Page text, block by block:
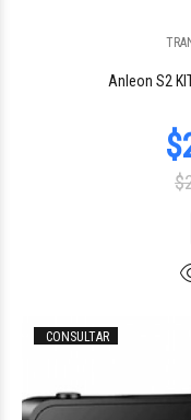
Anleon S2
CONSULTAR